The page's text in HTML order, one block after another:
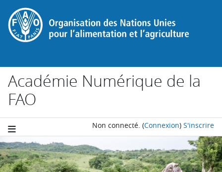
Passer au contenu principal
Académie Numérique de la
FAO
Non connecté. (Connexion) S'inscrire